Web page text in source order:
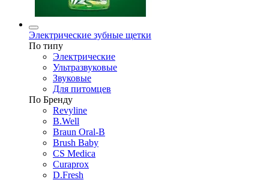
Электрические зубные щетки
По типу
Электрические
Ультразвуковые
Звуковые
Для питомцев
По Бренду
Revyline
B.Well
Braun Oral-B
Brush Baby
CS Medica
Curaprox
D.Fresh